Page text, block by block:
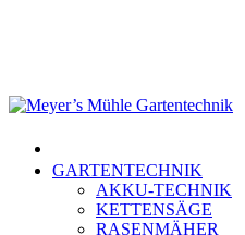
GARTENTECHNIK
AKKU-TECHNIK
KETTENSÄGE
RASENMÄHER